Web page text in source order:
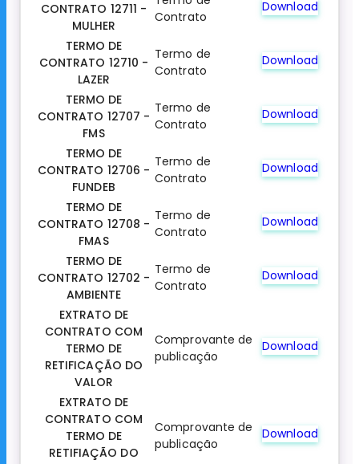
CONTRATO 12711 -
MULHER
Contrato
Download
TERMO DE
CONTRATO 12710 -
LAZER
Termo de
Contrato
Download
TERMO DE
CONTRATO 12707 -
FMS
Termo de
Contrato
Download
TERMO DE
CONTRATO 12706 -
FUNDEB
Termo de
Contrato
Download
TERMO DE
CONTRATO 12708 -
FMAS
Termo de
Contrato
Download
TERMO DE
CONTRATO 12702 -
AMBIENTE
Termo de
Contrato
Download
EXTRATO DE
CONTRATO COM
TERMO DE
RETIFICAÇÃO DO
VALOR
Comprovante de
publicação
Download
EXTRATO DE
CONTRATO COM
TERMO DE
RETIFIAÇÃO DO
Comprovante de
publicação
Download